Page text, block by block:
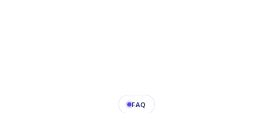
FAQ